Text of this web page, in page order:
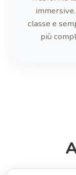
nostri
stimolando